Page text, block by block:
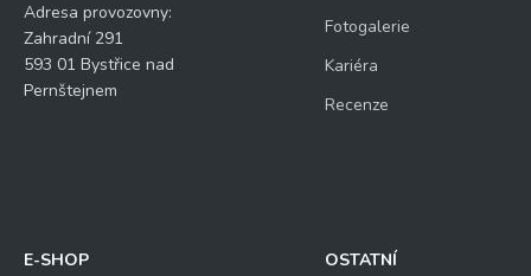
Adresa provozovny:
Zahradní 291
593 01 Bystřice nad
Pernštejnem
Fotogalerie
Kariéra
Recenze
E-SHOP OSTATNÍ